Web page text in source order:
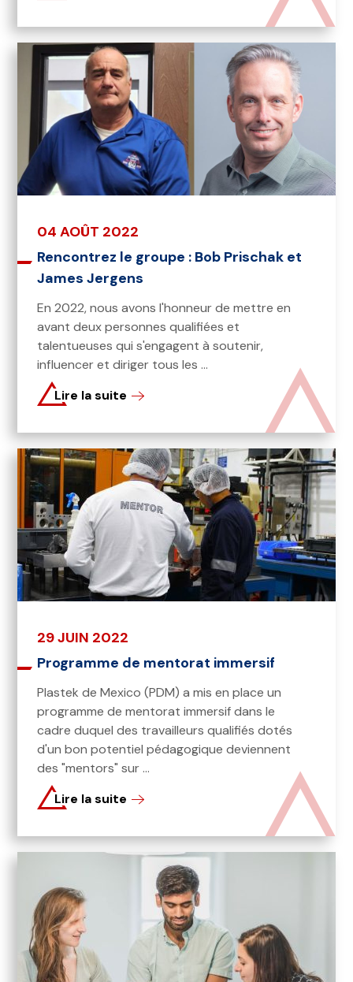
04 AOÛT 2022
Rencontrez le groupe : Bob Prischak et
James Jergens
En 2022, nous avons l'honneur de mettre en
avant deux personnes qualifiées et
talentueuses qui s'engagent à soutenir,
influencer et diriger tous les ...
Lire la suite
29 JUIN 2022
Programme de mentorat immersif
Plastek de Mexico (PDM) a mis en place un
programme de mentorat immersif dans le
cadre duquel des travailleurs qualifiés dotés
d'un bon potentiel pédagogique deviennent
des "mentors" sur ...
Lire la suite